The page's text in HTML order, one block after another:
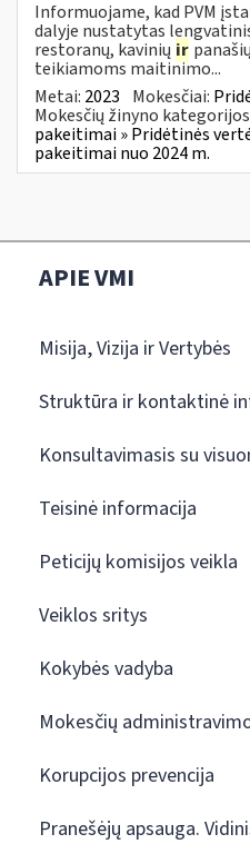
Informuojame, kad PVM
dalyje nustatytas
restoranų, kavinių ir
teikiamoms maitinimo...
Metai: 2023 Mokesčiai:
Mokesčių žinyno
pakeitimai » Pridėtinės
pakeitimai nuo 2024 m.
APIE VMI
Misija, Vizija ir Vertybės
Struktūra ir kontaktinė
Konsultavimasis su
Teisinė informacija
Peticijų komisijos veikla
Veiklos sritys
Kokybės vadyba
Mokesčių
Korupcijos prevencija
Pranešėjų apsauga.